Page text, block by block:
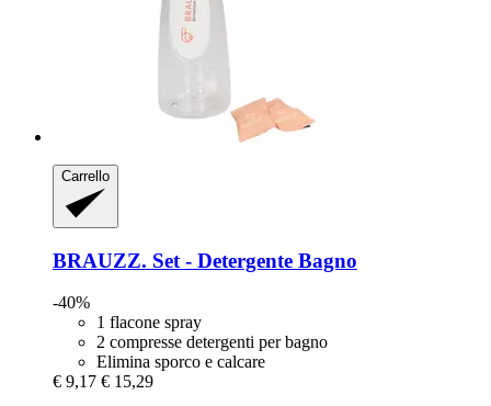
Carrello
BRAUZZ. Set -​ Detergente Bagno
-40%
1 flacone spray
2 compresse detergenti per bagno
Elimina sporco e calcare
€ 9,17 € 15,29